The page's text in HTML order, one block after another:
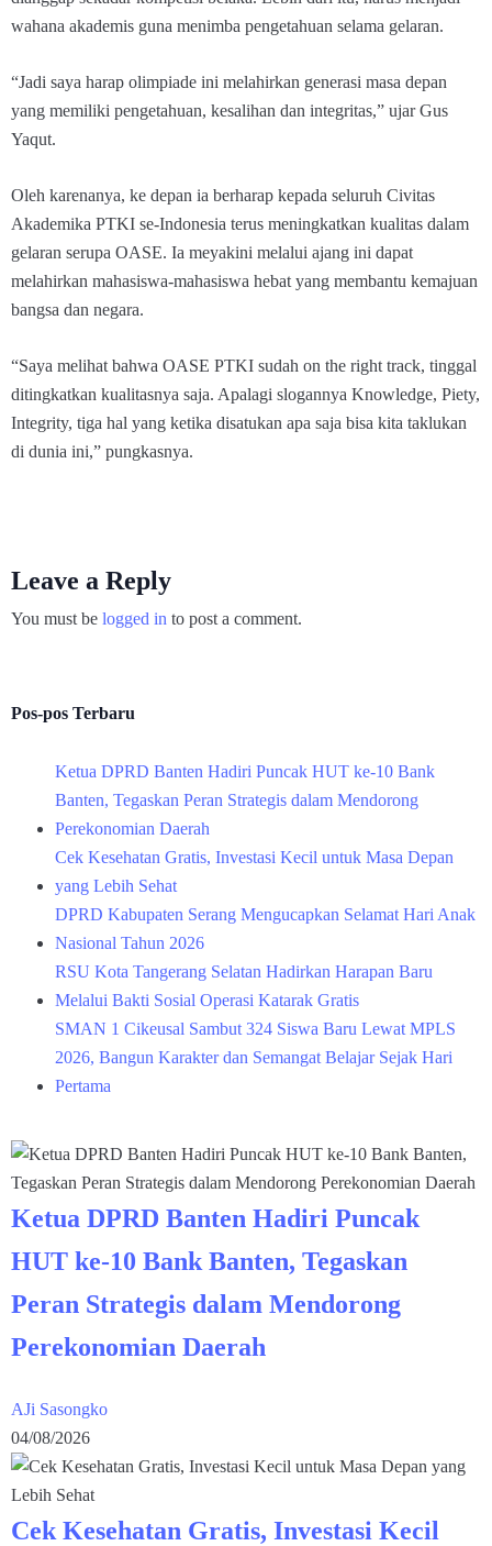
wahana akademis guna menimba pengetahuan selama gelaran.
“Jadi saya harap olimpiade ini melahirkan generasi masa depan
yang memiliki pengetahuan, kesalihan dan integritas,” ujar Gus
Yaqut.
Oleh karenanya, ke depan ia berharap kepada seluruh Civitas
Akademika PTKI se-Indonesia terus meningkatkan kualitas dalam
gelaran serupa OASE. Ia meyakini melalui ajang ini dapat
melahirkan mahasiswa-mahasiswa hebat yang membantu kemajuan
bangsa dan negara.
“Saya melihat bahwa OASE PTKI sudah on the right track, tinggal
ditingkatkan kualitasnya saja. Apalagi slogannya Knowledge, Piety,
Integrity, tiga hal yang ketika disatukan apa saja bisa kita taklukan
di dunia ini,” pungkasnya.
Leave a Reply
You must be logged in to post a comment.
Pos-pos Terbaru
Ketua DPRD Banten Hadiri Puncak HUT ke-10 Bank
Banten, Tegaskan Peran Strategis dalam Mendorong
Perekonomian Daerah
Cek Kesehatan Gratis, Investasi Kecil untuk Masa Depan
yang Lebih Sehat
DPRD Kabupaten Serang Mengucapkan Selamat Hari Anak
Nasional Tahun 2026
RSU Kota Tangerang Selatan Hadirkan Harapan Baru
Melalui Bakti Sosial Operasi Katarak Gratis
SMAN 1 Cikeusal Sambut 324 Siswa Baru Lewat MPLS
2026, Bangun Karakter dan Semangat Belajar Sejak Hari
Pertama
Ketua DPRD Banten Hadiri Puncak
HUT ke-10 Bank Banten, Tegaskan
Peran Strategis dalam Mendorong
Perekonomian Daerah
AJi Sasongko
04/08/2026
Cek Kesehatan Gratis, Investasi Kecil